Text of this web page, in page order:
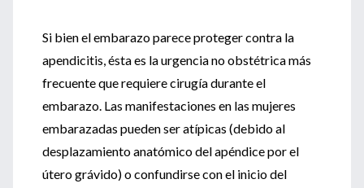
Si bien el embarazo parece proteger contra la
apendicitis, ésta es la urgencia no obstétrica más
frecuente que requiere cirugía durante el
embarazo. Las manifestaciones en las mujeres
embarazadas pueden ser atípicas (debido al
desplazamiento anatómico del apéndice por el
útero grávido) o confundirse con el inicio del